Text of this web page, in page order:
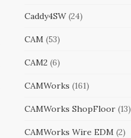
Caddy4SW(24)
CAM(53)
CAM2(6)
CAMWorks (161)
CAMWorks ShopFloor(13)
CAMWorks Wire EDM(2)